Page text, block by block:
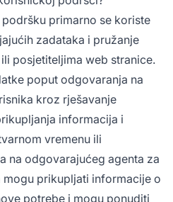
primarno se koriste
zadataka i pružanje
posjetiteljima web stranice.
poput odgovaranja na
kroz rješavanje
informacija i
vremenu ili
na odgovarajućeg agenta za
prikupljati informacije o
potrebe i mogu ponuditi